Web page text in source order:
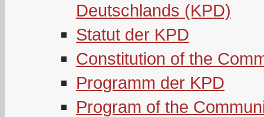
Deutschlands (KPD)
Statut der KPD
Constitution of the
Programm der KPD
Program of the